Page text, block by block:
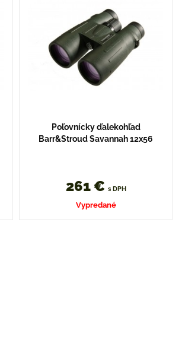
Poľovnícky ďalekohľad
Barr&Stroud Savannah 12x56
261 € s DPH
Vypredané